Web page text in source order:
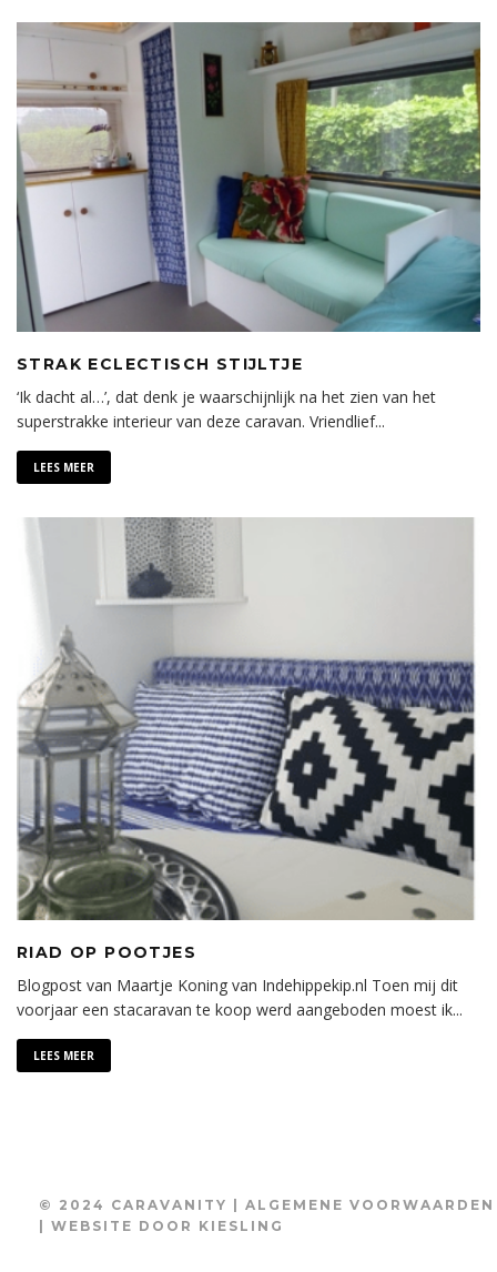
STRAK ECLECTISCH STIJLTJE
‘Ik dacht al…’, dat denk je waarschijnlijk na het zien van het
superstrakke interieur van deze caravan. Vriendlief...
LEES MEER
RIAD OP POOTJES
Blogpost van Maartje Koning van Indehippekip.nl Toen mij dit
voorjaar een stacaravan te koop werd aangeboden moest ik...
LEES MEER
© 2024 CARAVANITY | ALGEMENE VOORWAARDEN
| WEBSITE DOOR KIESLING